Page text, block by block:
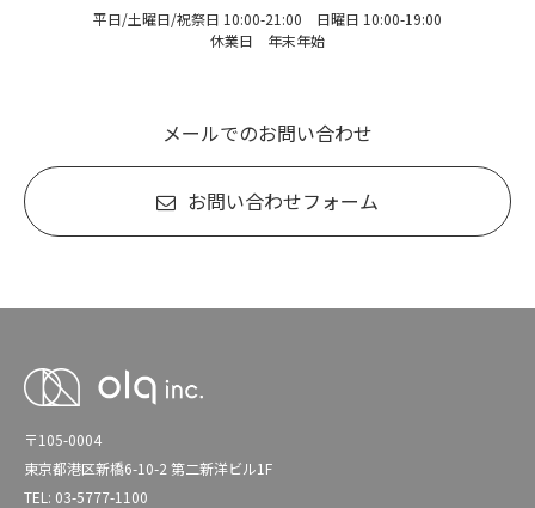
平日/土曜日/祝祭日 10:00-21:00 日曜日 10:00-19:00
休業日 年末年始
メールでのお問い合わせ
お問い合わせフォーム
〒105-0004
東京都港区新橋6-10-2 第二新洋ビル1F
TEL: 03-5777-1100